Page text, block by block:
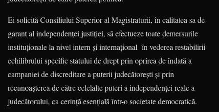
Ei solicită Consiliului Superior al Magistraturii, în calitatea sa de
garant al independenţei justiţiei, să efectueze toate demersurile
instituţionale la nivel intern şi internaţional în vederea restabilirii
echilibrului specific statului de drept prin oprirea de îndată a
campaniei de discreditare a puterii judecătoreşti şi prin
recunoaşterea de către celelalte puteri a independenţei reale a
judecătorului, ca cerinţă esenţială într-o societate democratică.